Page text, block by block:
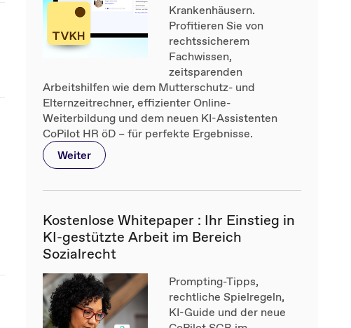
Krankenhäusern.
Profitieren Sie von
rechtssicherem
Fachwissen,
zeitsparenden
Arbeitshilfen wie dem Mutterschutz- und
Elternzeitrechner, effizienter Online-
Weiterbildung und dem neuen KI-Assistenten
CoPilot HR öD – für perfekte Ergebnisse.
Weiter
Kostenlose Whitepaper : Ihr Einstieg in
KI-gestützte Arbeit im Bereich
Sozialrecht
Prompting-Tipps,
rechtliche Spielregeln,
KI-Guide und der neue